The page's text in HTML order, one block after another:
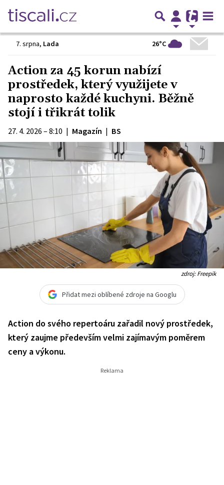
7. srpna, Lada 26°C
Action za 45 korun nabízí
prostředek, který využijete v
naprosto každé kuchyni. Běžně
stojí i třikrát tolik
27. 4. 2026 – 8:10 | Magazín | BS
zdroj: Freepik
Přidat mezi oblíbené zdroje na Googlu
Action do svého repertoáru zařadil nový prostředek,
který zaujme především velmi zajímavým poměrem
ceny a výkonu.